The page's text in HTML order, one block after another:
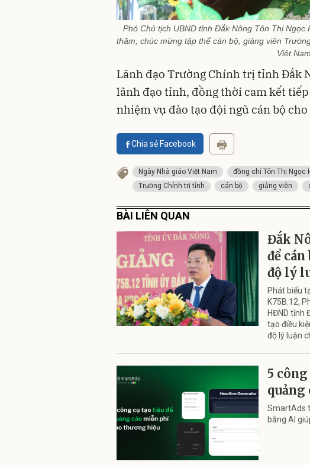
Phó Chủ tịch UBND tỉnh Đắk Nông Tôn Thị
thăm, chúc mừng tập thể cán bộ, giảng viên
Việt Nam
Lãnh đạo Trường Chính trị tỉnh Đắk
lãnh đạo tỉnh, đồng thời cam kết
nhiệm vụ đào tạo đội ngũ cán bộ
Chia sẻ Facebook
Ngày Nhà giáo Việt Nam đồng chí Tôn Thị Ngọc
Trường Chính trị tỉnh
cán bộ giảng viên
BÀI LIÊN QUAN
Đắk
để
độ lý
Phát biểu
K75B.12,
HĐND tỉnh
tạo điều
độ lý luận
5
quảng
SmartAds
bằng AI